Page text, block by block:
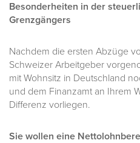
Besonderheiten in der
Grenzgängers
Nachdem die ersten Abzüge
Schweizer Arbeitgeber
mit Wohnsitz in Deutschland
und dem Finanzamt an Ihrem
Differenz vorliegen.
Sie wollen eine